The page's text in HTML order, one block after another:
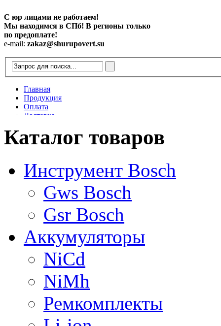
С юр лицами не работаем!
Мы находимся в СПб! В регионы только
по предоплате!
e-mail: zakaz@shurupovert.su
Главная
Продукция
Оплата
Доставка
Статьи
Каталог товаров
Инструмент Bosch
Gws Bosch
Gsr Bosch
Аккумуляторы
NiCd
NiMh
Ремкомплекты